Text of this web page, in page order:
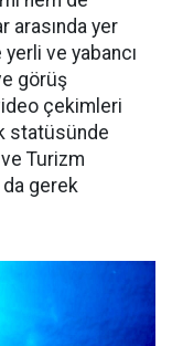
arasında yer
yerli ve yabancı
görüş
çekimleri
statüsünde
Turizm
da gerek